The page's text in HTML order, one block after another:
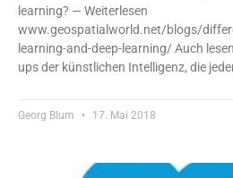
learning? — Weiterlesen
www.geospatialworld.net/blogs/
learning-and-deep-learning/ Auch
ups der künstlichen Intelligenz, die
Georg Blum 17. Mai 2018